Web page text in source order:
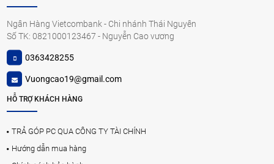
Ngân Hàng Vietcombank - Chi nhánh Thái Nguyên
Số TK: 0821000123467 - Nguyễn Cao vương
0363428255
Vuongcao19@gmail.com
HỖ TRỢ KHÁCH HÀNG
TRẢ GÓP PC QUA CÔNG TY TÀI CHÍNH
Hướng dẫn mua hàng